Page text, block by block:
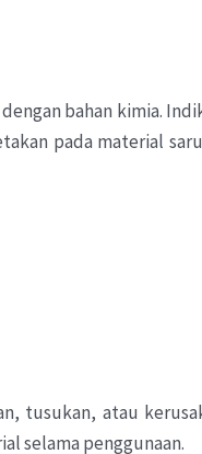
bahan kimia.
pada material
tusukan, atau
selama penggunaan.